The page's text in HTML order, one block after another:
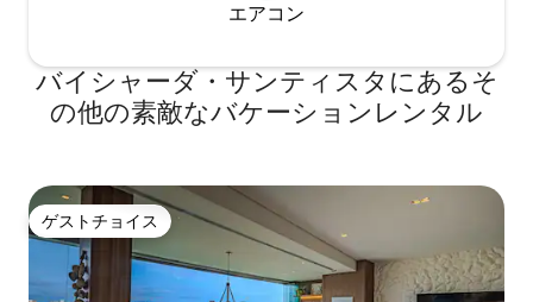
エアコン
バイシャーダ・サンティスタにあるそ
の他の素敵なバケーションレンタル
ゲストチョイス
ゲストチョイス